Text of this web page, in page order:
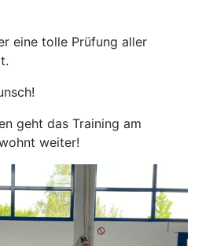
eine tolle Prüfung aller
geht das Training am
weiter!